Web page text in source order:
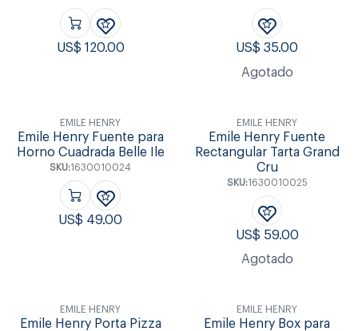
US$ 120.00 US$35.00
Agotado
EMILE HENRY
Emile Henry Fuente para
Horno Cuadrada Belle Ile
SKU:1630010024
US$ 49.00
EMILE HENRY
Emile Henry Fuente
Rectangular Tarta Grand
Cru
SKU:1630010025
US$ 59.00
Agotado
EMILE HENRY
Emile Henry Porta Pizza
EMILE HENRY
Emile Henry Box para